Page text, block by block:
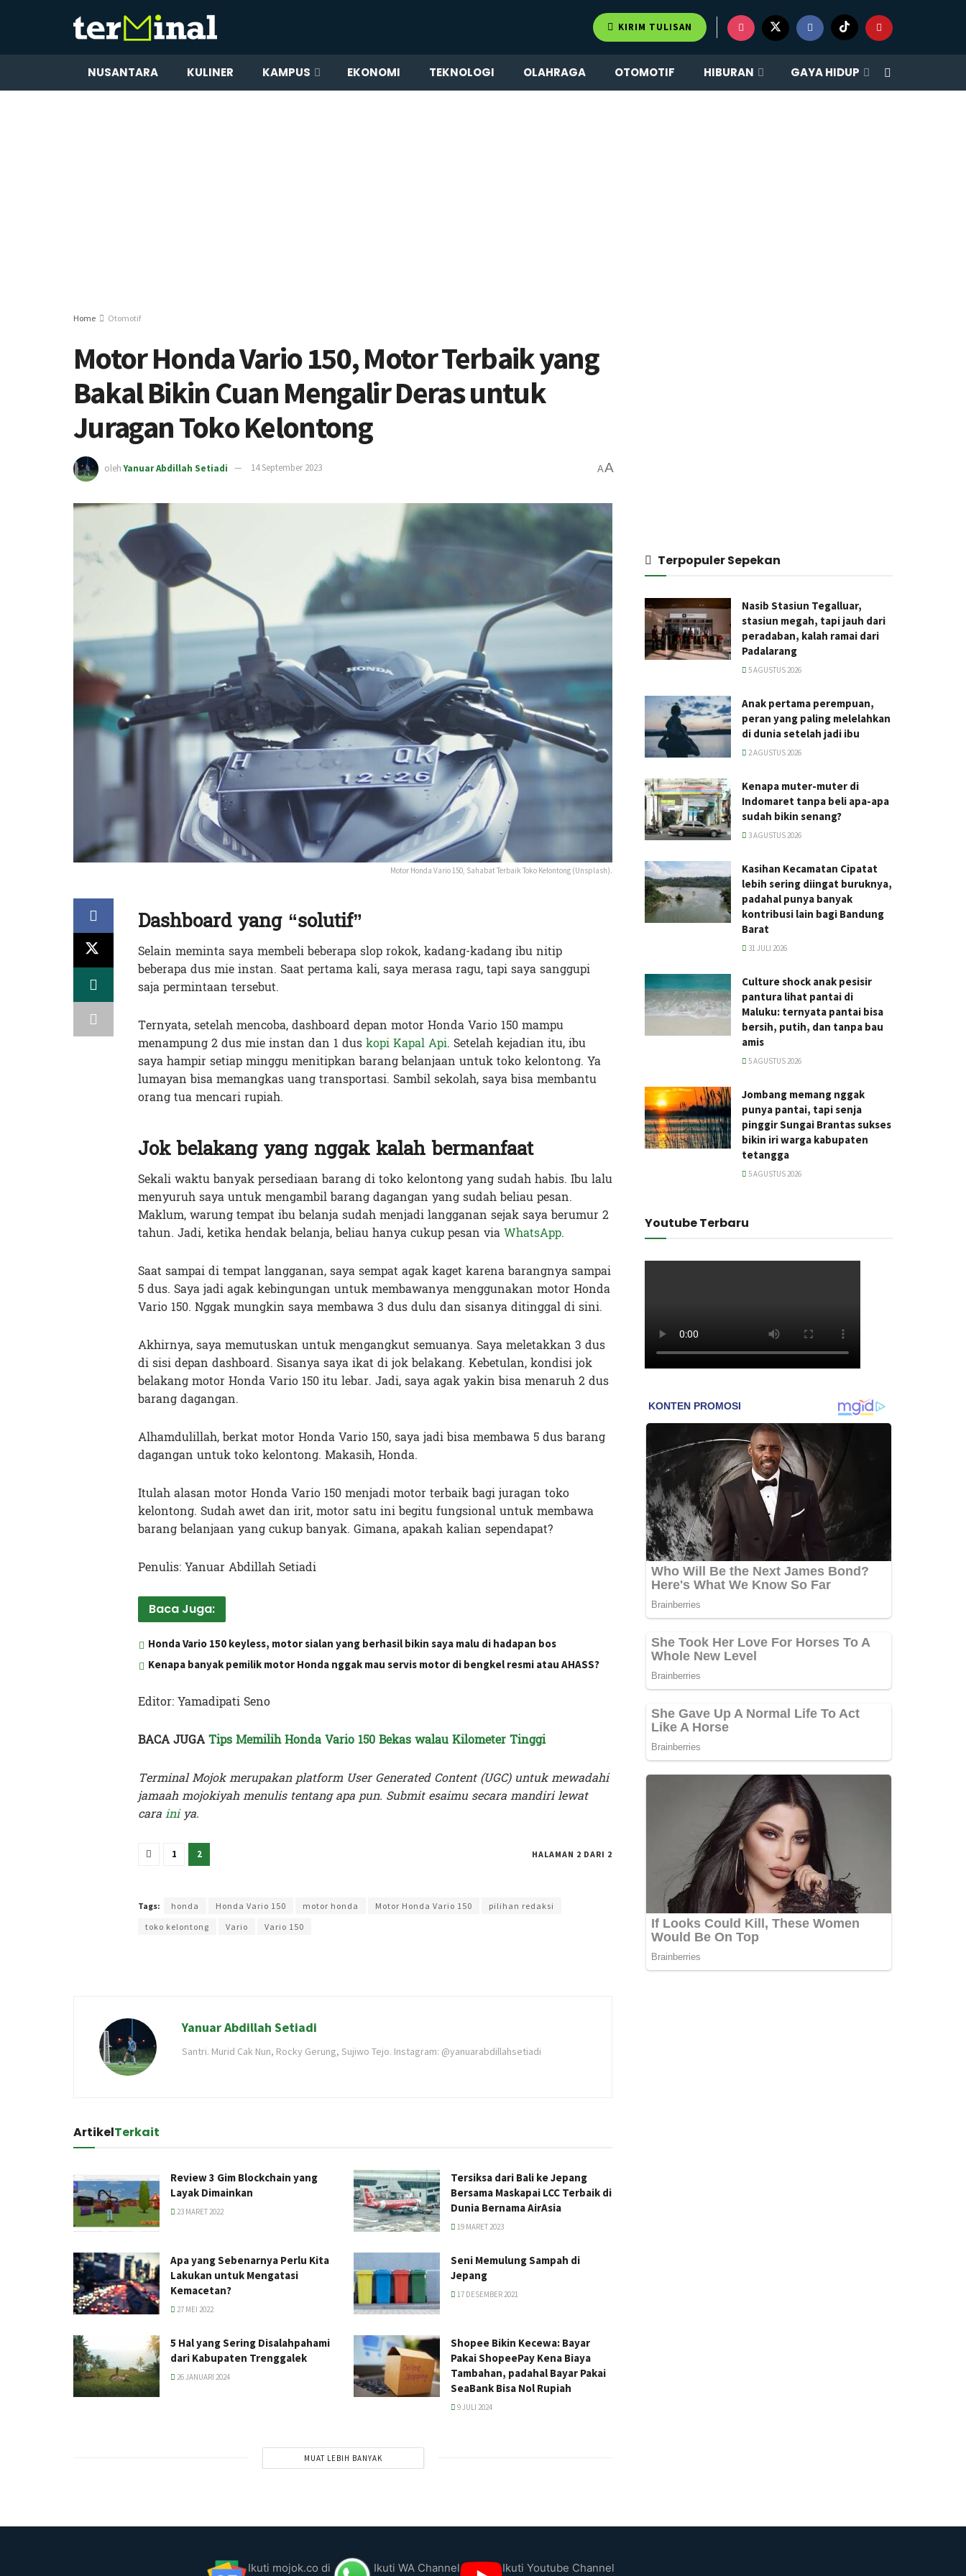
KIRIM TULISAN
NUSANTARA KULINER KAMPUS EKONOMI TEKNOLOGI OLAHRAGA OTOMOTIF HIBURAN GAYA HIDUP
Home Otomotif
Motor Honda Vario 150, Motor Terbaik yang
Bakal Bikin Cuan Mengalir Deras untuk
Juragan Toko Kelontong
oleh Yanuar Abdillah Setiadi 14 September 2023 AA
Motor Honda Vario 150, Sahabat Terbaik Toko Kelontong (Unsplash).
Dashboard yang “solutif”
Selain meminta saya membeli beberapa slop rokok, kadang-kadang ibu nitip
beberapa dus mie instan. Saat pertama kali, saya merasa ragu, tapi saya sanggupi
saja permintaan tersebut.
Ternyata, setelah mencoba, dashboard depan motor Honda Vario 150 mampu
menampung 2 dus mie instan dan 1 duskopi Kapal Api. Setelah kejadian itu, ibu
saya hampir setiap minggu menitipkan barang belanjaan untuk toko kelontong. Ya
lumayan bisa memangkas uang transportasi. Sambil sekolah, saya bisa membantu
orang tua mencari rupiah.
Jok belakang yang nggak kalah bermanfaat
Sekali waktu banyak persediaan barang di toko kelontong yang sudah habis. Ibu lalu
menyuruh saya untuk mengambil barang dagangan yang sudah beliau pesan.
Maklum, warung tempat ibu belanja sudah menjadi langganan sejak saya berumur 2
tahun. Jadi, ketika hendak belanja, beliau hanya cukup pesan viaWhatsApp.
Saat sampai di tempat langganan, saya sempat agak kaget karena barangnya sampai
5 dus. Saya jadi agak kebingungan untuk membawanya menggunakan motor Honda
Vario 150. Nggak mungkin saya membawa 3 dus dulu dan sisanya ditinggal di sini.
Akhirnya, saya memutuskan untuk mengangkut semuanya. Saya meletakkan 3 dus
di sisi depan dashboard. Sisanya saya ikat di jok belakang. Kebetulan, kondisi jok
belakang motor Honda Vario 150 itu lebar. Jadi, saya agak yakin bisa menaruh 2 dus
barang dagangan.
Alhamdulillah, berkat motor Honda Vario 150, saya jadi bisa membawa 5 dus barang
dagangan untuk toko kelontong. Makasih, Honda.
Itulah alasan motor Honda Vario 150 menjadi motor terbaik bagi juragan toko
kelontong. Sudah awet dan irit, motor satu ini begitu fungsional untuk membawa
barang belanjaan yang cukup banyak. Gimana, apakah kalian sependapat?
Penulis: Yanuar Abdillah Setiadi
Baca Juga:
Honda Vario 150 keyless, motor sialan yang berhasil bikin saya malu di hadapan bos
Kenapa banyak pemilik motor Honda nggak mau servis motor di bengkel resmi atau AHASS?
Editor: Yamadipati Seno
BACA JUGATips Memilih Honda Vario 150 Bekas walau Kilometer Tinggi
Terminal Mojok merupakan platform User Generated Content (UGC) untuk mewadahi
jamaah mojokiyah menulis tentang apa pun. Submit esaimu secara mandiri lewat
carainiya.
HALAMAN 2 DARI 2
1 2
Tags: honda Honda Vario 150 motor honda Motor Honda Vario 150
pilihan redaksi
toko kelontong
Vario Vario 150
Yanuar Abdillah Setiadi
Santri. Murid Cak Nun, Rocky Gerung, Sujiwo Tejo. Instagram: @yanuarabdillahsetiadi
ArtikelTerkait
Review 3 Gim Blockchain yang
Layak Dimainkan
23 MARET 2022
Tersiksa dari Bali ke Jepang
Bersama Maskapai LCC Terbaik di
Dunia Bernama AirAsia
19 MARET 2023
Apa yang Sebenarnya Perlu Kita
Lakukan untuk Mengatasi
Kemacetan?
27 MEI 2022
Seni Memulung Sampah di
Jepang
17 DESEMBER 2021
5 Hal yang Sering Disalahpahami
dari Kabupaten Trenggalek
26 JANUARI 2024
Shopee Bikin Kecewa: Bayar
Pakai ShopeePay Kena Biaya
Tambahan, padahal Bayar Pakai
SeaBank Bisa Nol Rupiah
9 JULI 2024
MUAT LEBIH BANYAK
Terpopuler Sepekan
Nasib Stasiun Tegalluar,
stasiun megah, tapi jauh dari
peradaban, kalah ramai dari
Padalarang
5 AGUSTUS 2026
Anak pertama perempuan,
peran yang paling melelahkan
di dunia setelah jadi ibu
2 AGUSTUS 2026
Kenapa muter-muter di
Indomaret tanpa beli apa-apa
sudah bikin senang?
3 AGUSTUS 2026
Kasihan Kecamatan Cipatat
lebih sering diingat buruknya,
padahal punya banyak
kontribusi lain bagi Bandung
Barat
31 JULI 2026
Culture shock anak pesisir
pantura lihat pantai di
Maluku: ternyata pantai bisa
bersih, putih, dan tanpa bau
amis
5 AGUSTUS 2026
Jombang memang nggak
punya pantai, tapi senja
pinggir Sungai Brantas sukses
bikin iri warga kabupaten
tetangga
5 AGUSTUS 2026
Youtube Terbaru
Ikuti mojok.co di Ikuti WA Channel Ikuti Youtube Channel